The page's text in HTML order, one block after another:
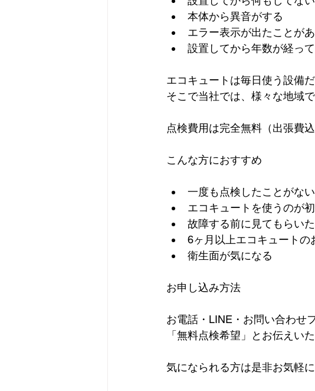
本体から異音がする
エラー表示が出たことが
設置してから年数が経っ
エコキュートは毎日使う設備
そこで当社では、様々な地域
点検費用は完全無料（出張費込
こんな方におすすめ
一度も点検したことがない
エコキュートを使うのが
故障する前に見てもらい
6ヶ月以上エコキュートの
衛生面が気になる
お申し込み方法
お電話・LINE・お問い合わせ
「無料点検希望」とお伝えい
気になられる方は是非お気軽に